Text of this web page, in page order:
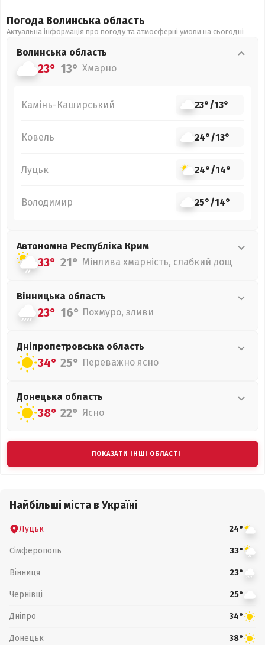
Погода Волинська область
Актуальна інформація про погоду та атмосферні умови на сьогодні
Волинська область
23° 13° Хмарно
Камінь-Каширський 23°/13°
Ковель 24°/13°
Луцьк 24°/14°
Володимир 25°/14°
Автономна Республіка Крим
33° 21° Мінлива хмарність, слабкий дощ
Вінницька область
23° 16° Похмуро, зливи
Дніпропетровська область
34° 25° Переважно ясно
Донецька область
38° 22° Ясно
ПОКАЗАТИ ІНШІ ОБЛАСТІ
Найбільші міста в Україні
Луцьк 24°
Сімферополь 33°
Вінниця 23°
Чернівці 25°
Дніпро 34°
Донецьк 38°